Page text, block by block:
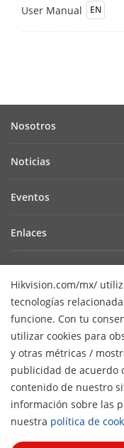
User Manual EN
Hikvision.com/mx/
tecnologías
funcione. Con tu
utilizar cookies para
y otras métricas /
publicidad de acuerdo
contenido de nuestro
información sobre las
nuestra política de
Nosotros
Ciberseguridad
Noticias
Casos de éxito
Eventos
Enlaces
Core Technologies
Dónde comprar
Soporte en línea
Mapa de sitio
© 2026 Hangzhou
los derechos
Cookies Preferences